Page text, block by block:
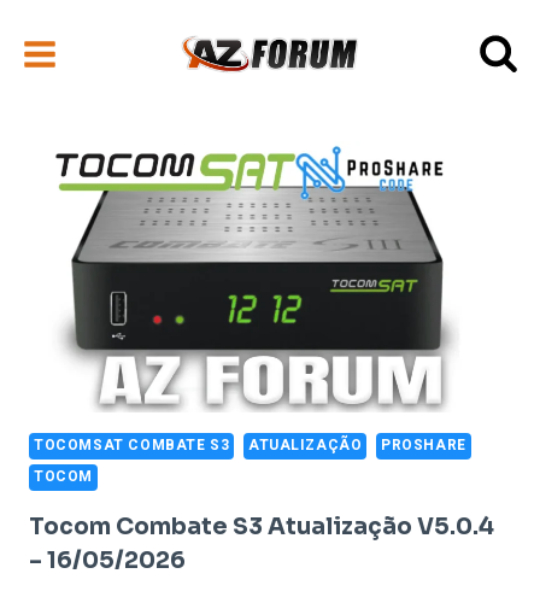
para
TOCOMSAT COMBATE S3 ATUALIZAÇÃO
PROSHARE
TOCOM
Tocom Combate S3 Atualização V5.0.4
– 16/05/2026